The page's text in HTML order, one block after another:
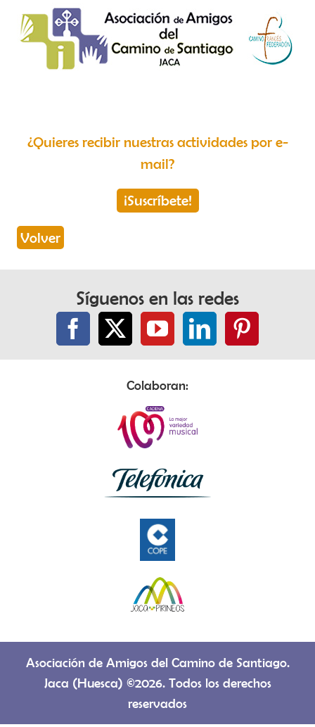
¿Quieres recibir nuestras actividades por e-
mail?
¡Suscríbete!
Volver
Síguenos en las redes
Colaboran:
Asociación de Amigos del Camino de Santiago.
Jaca (Huesca) ©2026. Todos los derechos
reservados